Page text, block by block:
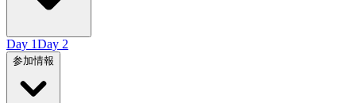
Day 1Day 2
参加情報